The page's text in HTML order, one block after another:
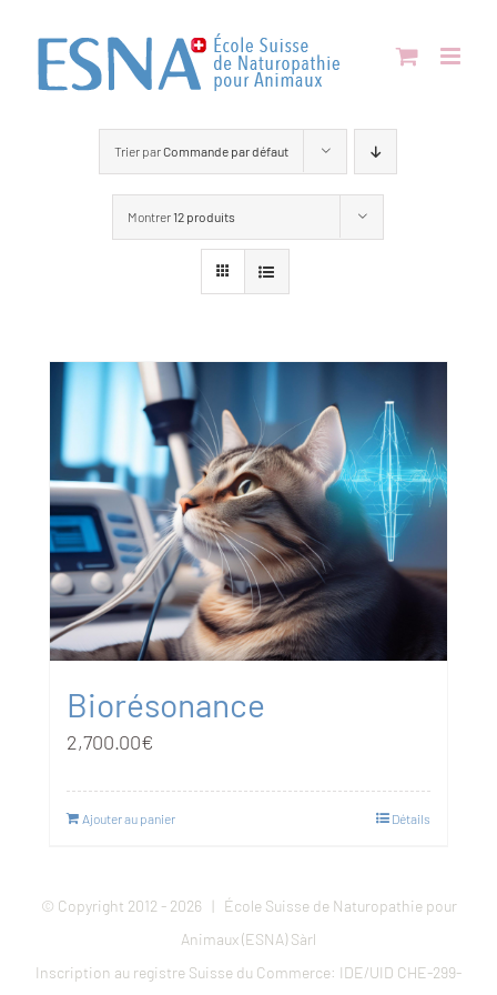
contenu
Trier parCommande par défaut
Montrer 12 produits
Biorésonance
2,700.00€
Ajouter au panier Détails
© Copyright 2012 - 2026 | École Suisse de Naturopathie pour
Animaux (ESNA) Sàrl
Inscription au registre Suisse du Commerce: IDE/UID CHE-299-